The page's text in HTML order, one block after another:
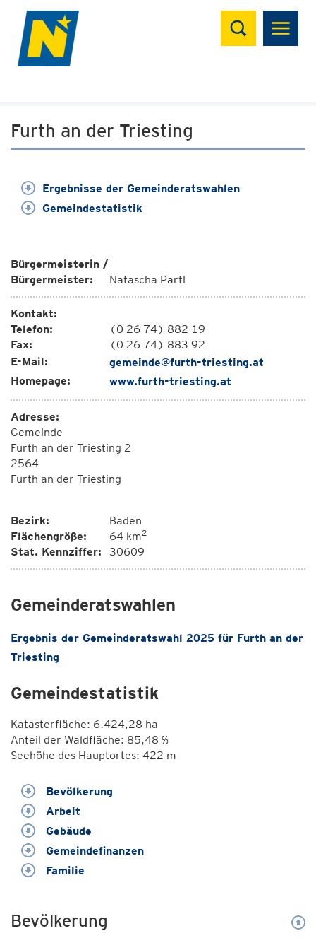
Suchen
Furth an der Triesting
Ergebnisse der Gemeinderatswahlen
Gemeindestatistik
Bürgermeisterin /
Bürgermeister:
Natascha Partl
Kontakt:
Telefon:
(0 26 74) 882 19
Fax:
(0 26 74) 883 92
E-Mail:
gemeinde@furth-triesting.at
Homepage:
www.furth-triesting.at
Adresse:
Gemeinde
Furth an der Triesting 2
2564
Furth an der Triesting
Bezirk:
Baden
Flächengröße:
64 km2
Stat. Kennziffer: 30609
Gemeinderatswahlen
Ergebnis der Gemeinderatswahl 2025 für Furth an der
Triesting
Gemeindestatistik
Katasterfläche: 6.424,28 ha
Anteil der Waldfläche: 85,48 %
Seehöhe des Hauptortes: 422 m
Bevölkerung
Arbeit
Gebäude
Gemeindefinanzen
Familie
Bevölkerung